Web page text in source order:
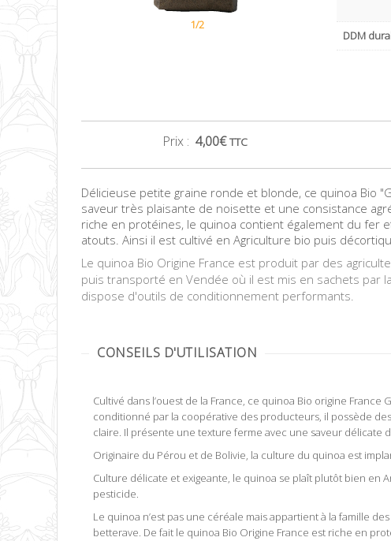
1/2
DDM
Prix : 4,00€ TTC
Délicieuse petite graine ronde et blonde, ce quinoa Bio
saveur très plaisante de noisette et une consistance
riche en protéines, le quinoa contient également du fer
atouts. Ainsi il est cultivé en Agriculture bio puis
Le quinoa Bio Origine France est produit par des
puis transporté en Vendée où il est mis en sachets par
dispose d'outils de conditionnement performants.
CONSEILS D'UTILISATION
Cultivé dans l’ouest de la France, ce quinoa Bio origine
conditionné par la coopérative des producteurs, il possède
claire. Il présente une texture ferme avec une saveur délicate
Originaire du Pérou et de Bolivie, la culture du quinoa est
Culture délicate et exigeante, le quinoa se plaît plutôt bien en
pesticide.
Le quinoa n’est pas une céréale mais appartient à la famille
betterave. De fait le quinoa Bio Origine France est riche en